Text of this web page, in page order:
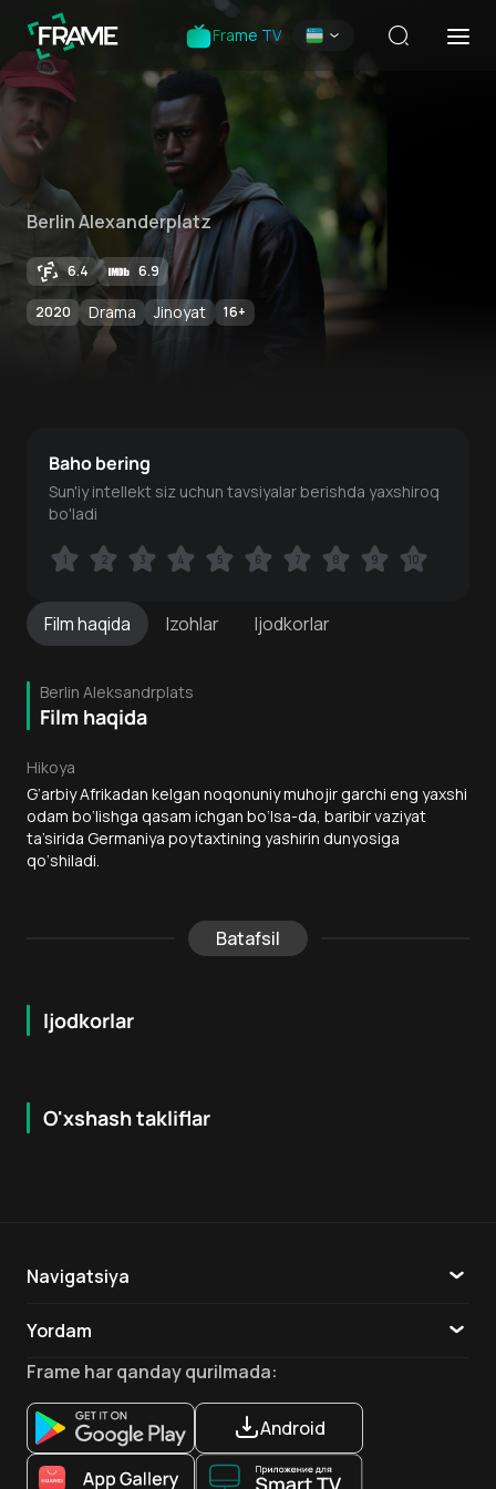
Frame TV
Berlin Alexanderplatz
6.4 6.9
2020 Drama Jinoyat 16+
Filmhaqida Izohlar Ijodkorlar
Berlin Aleksandrplats
Film haqida
Hikoya
G‘arbiy Afrikadan kelgan noqonuniy muhojir garchi eng yaxshi
odam bo‘lishga qasam ichgan bo‘lsa-da, baribir vaziyat
ta’sirida Germaniya poytaxtining yashirin dunyosiga
qo‘shiladi.
Batafsil
Ijodkorlar
Baho bering
Sun'iy intellekt siz uchun tavsiyalar berishda yaxshiroq
bo'ladi
1 2 3 4 5 6 7 8 9 10
1 2 3 4 5 6 7 8 9 10
O'xshash takliflar
16 + 7.9
Navigatsiya
Yordam
Aloqa
Ilovalar
Frame har qanday qurilmada:
Android